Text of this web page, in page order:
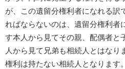
が、この遺留分権利者になれる訳
ればならないのは、遺留分権利者
す本人から見てその親、配偶者と
人から見て兄弟も相続人とはなり
権利は持たない相続人となります